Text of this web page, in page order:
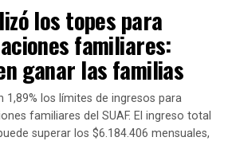
descampado de la zona de
la ciudad de Córdoba, luego de
búsqueda.
judicial, el cuerpo estaba dentro de
en el sector.
conmoción social tanto en
los topes para
familiares:
ganar las familias
1,89% los límites de ingresos para
familiares del SUAF. El ingreso total
superar los $6.184.406 mensuales,